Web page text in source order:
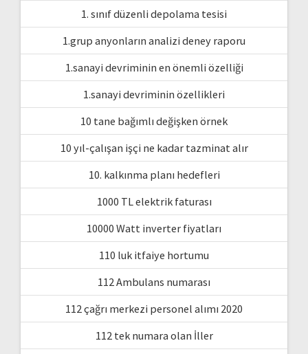
1. sınıf düzenli depolama tesisi
1.grup anyonların analizi deney raporu
1.sanayi devriminin en önemli özelliği
1.sanayi devriminin özellikleri
10 tane bağımlı değişken örnek
10 yıl-çalışan işçi ne kadar tazminat alır
10. kalkınma planı hedefleri
1000 TL elektrik faturası
10000 Watt inverter fiyatları
110 luk itfaiye hortumu
112 Ambulans numarası
112 çağrı merkezi personel alımı 2020
112 tek numara olan İller